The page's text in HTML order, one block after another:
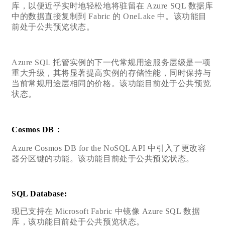
库，以便近乎实时地轻松地将驻留在 Azure SQL 数据库
中的数据直接复制到 Fabric 的 OneLake 中。该功能目
前处于公共预览状态。
Azure SQL 托管实例的下一代常规用途服务层级是一项
重大升级，其将显著提高实例的存储性能，同时保持与
当前常规用途层相同的价格。该功能目前处于公共预览
状态。
Cosmos DB：
Azure Cosmos DB for the NoSQL API 中引入了更改容
器分区键的功能。该功能目前处于公共预览状态。
SQL Database:
现已支持在 Microsoft Fabric 中镜像 Azure SQL 数据
库，该功能目前处于公共预览状态。